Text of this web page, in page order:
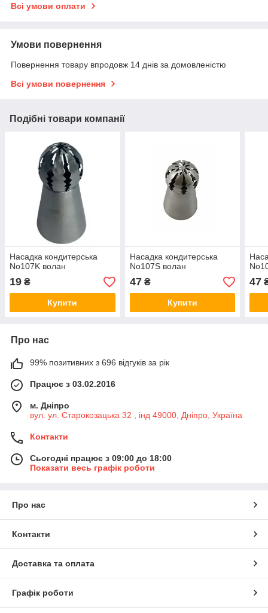
Всі умови оплати
Умови повернення
Повернення товару впродовж 14 днів за домовленістю
Всі умови повернення
Подібні товари компанії
Насадка кондитерська
No107K волан
19 ₴
Купити
Насадка кондитерська
No107S волан
47₴
Купити
47
Про нас
99% позитивних з 696 відгуків за рік
Працює з 03.02.2016
м. Дніпро
вул. ул. Старокозацька 32 , інд 49000, Дніпро, Україна
Контакти
Сьогодні працює з 09:00 до 18:00
Показати весь графік роботи
Про нас
Контакти
Доставка та оплата
Графік роботи